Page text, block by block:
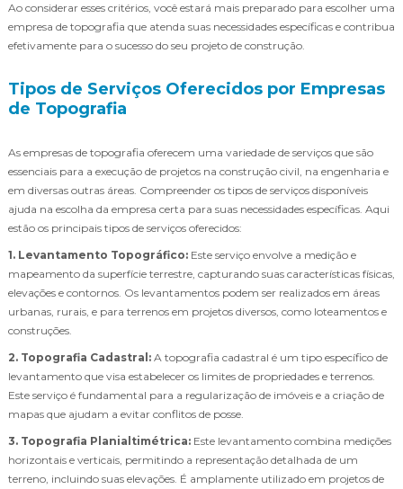
Ao considerar esses critérios, você estará mais preparado para escolher uma
empresa de topografia que atenda suas necessidades específicas e contribua
efetivamente para o sucesso do seu projeto de construção.
Tipos de Serviços Oferecidos por Empresas
de Topografia
As empresas de topografia oferecem uma variedade de serviços que são
essenciais para a execução de projetos na construção civil, na engenharia e
em diversas outras áreas. Compreender os tipos de serviços disponíveis
ajuda na escolha da empresa certa para suas necessidades específicas. Aqui
estão os principais tipos de serviços oferecidos:
1. Levantamento Topográfico: Este serviço envolve a medição e
mapeamento da superfície terrestre, capturando suas características físicas,
elevações e contornos. Os levantamentos podem ser realizados em áreas
urbanas, rurais, e para terrenos em projetos diversos, como loteamentos e
construções.
2. Topografia Cadastral: A topografia cadastral é um tipo específico de
levantamento que visa estabelecer os limites de propriedades e terrenos.
Este serviço é fundamental para a regularização de imóveis e a criação de
mapas que ajudam a evitar conflitos de posse.
3. Topografia Planialtimétrica: Este levantamento combina medições
horizontais e verticais, permitindo a representação detalhada de um
terreno, incluindo suas elevações. É amplamente utilizado em projetos de